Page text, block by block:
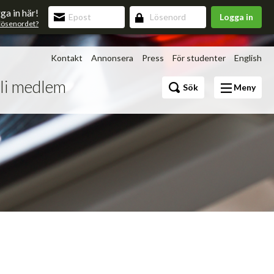
in här! Logga in
Kontakt Annonsera Press För studenter English
medlem Sök Meny
3.0
Förmåner